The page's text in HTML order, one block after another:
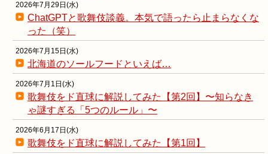
2026年7月29日(水)
ChatGPTと歌舞伎談義。本気で語ったら止まらなくな
った（笑）
2026年7月15日(水)
北海道のソールフードといえば…
2026年7月1日(水)
歌舞伎をド直球に解説してみた【第2回】〜知らなき
ゃ謎すぎる「5つのルール」〜
2026年6月17日(水)
歌舞伎をド直球に解説してみた【第1回】